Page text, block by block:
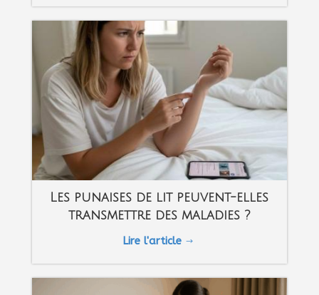
Les punaises de lit peuvent-elles
transmettre des maladies ?
Lire l'article $